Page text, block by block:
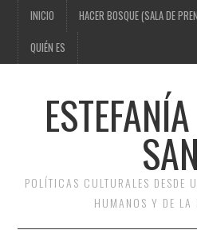
INICIO HACER BOSQUE (SALA DE
QUIÉN ES
POLÍTICAS CULTURALES DESDE
HUMANOS Y DE LA